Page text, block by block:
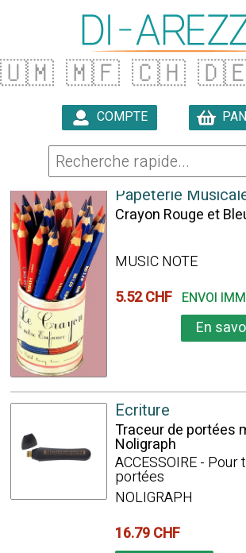
🇺🇲 🇲🇫 🇨🇭
COMPTE
33 ARTICLES TROUVÉS
Papeterie
Crayon Rouge et
MUSIC NOTE
5.52 CHF ENVOI
En
Ecriture
Traceur de portées
Noligraph
ACCESSOIRE -
portées
NOLIGRAPH
16.79 CHF